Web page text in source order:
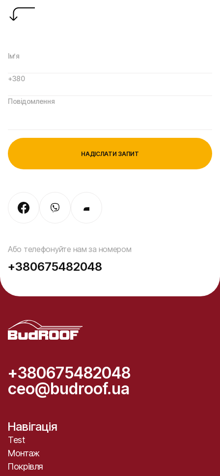
Або телефонуйте нам за номером
+380675482048
+380675482048
ceo@budroof.ua
Навігація
Test
Монтаж
Покрівля